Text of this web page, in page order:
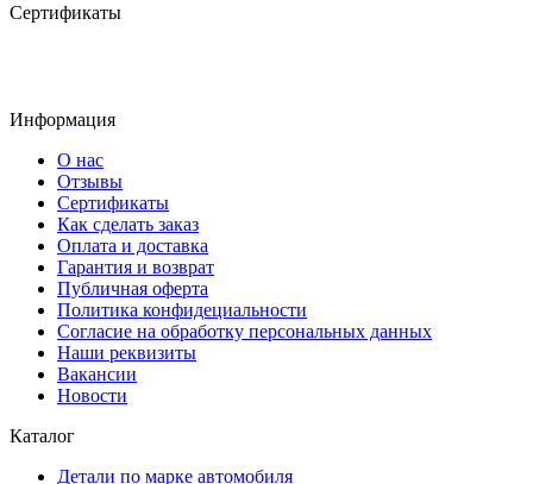
Сертификаты
Информация
О нас
Отзывы
Сертификаты
Как сделать заказ
Оплата и доставка
Гарантия и возврат
Публичная оферта
Политика конфидециальности
Согласие на обработку персональных данных
Наши реквизиты
Вакансии
Новости
Каталог
Детали по марке автомобиля